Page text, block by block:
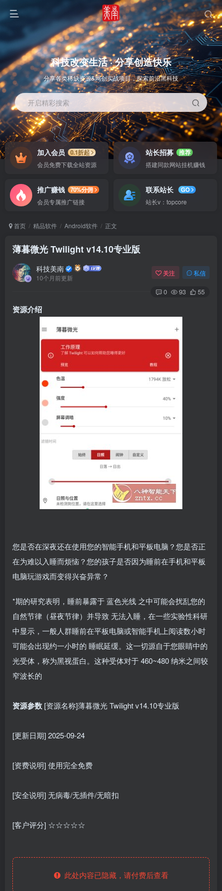
OS教程 SOFT教程
Linux软件 Android软件
科技改变生活 · 分享创造快乐
分享各类稀缺资源&网创实战项目，探索前沿黑科技
开启精彩搜索
加入会员
0.1折起
会员免费下载全站资源
站长招募
推荐
搭建同款网站挂机赚钱
推广赚钱
70%分佣
会员专属推广链接
联系站长
GO
站长v：topcore
首页 精品软件 Android软件 正文
薄暮微光 Twilight v14.10专业版
科技美南
10个月前更新
关注 私信
0 93 55
资源介绍
您是否在深夜还在使用您的智能手机和平板电脑？您是否正
在为难以入睡而烦恼？您的孩子是否因为睡前在手机和平板
电脑玩游戏而变得兴奋异常？
*期的研究表明，睡前暴露于 蓝色光线 之中可能会扰乱您的
自然节律（昼夜节律）并导致 无法入睡，在一些实验性科研
中显示，一般人群睡前在平板电脑或智能手机上阅读数小时
可能会出现约一小时的 睡眠延缓。这一切源自于您眼睛中的
光受体，称为黑视蛋白。这种受体对于 460~480 纳米之间较
窄波长的
资源参数 [资源名称]薄暮微光 Twilight v14.10专业版
[更新日期] 2025-09-24
[资费说明] 使用完全免费
[安全说明] 无病毒/无插件/无暗扣
[客户评分] ☆☆☆☆☆
此处内容已隐藏，请付费后查看